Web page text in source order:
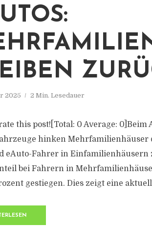
2025 2 Min. Lesedauer
this post![Total: 0 Average:
hinken Mehrfamilienhäuser
eAuto-Fahrer in Einfamilienhäusern
bei Fahrern in
gestiegen. Dies zeigt eine